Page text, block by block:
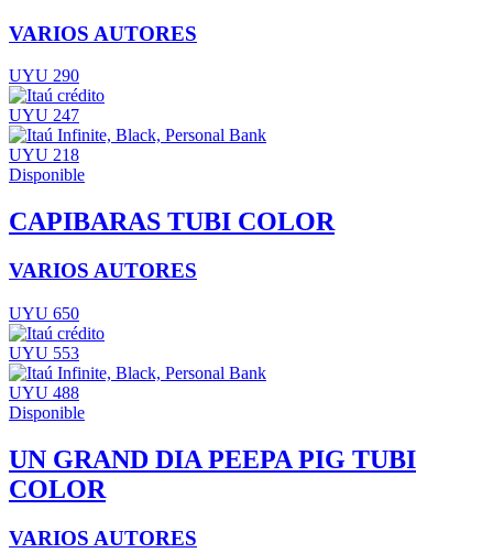
VARIOS AUTORES
UYU 290
UYU 247
UYU 218
Disponible
CAPIBARAS TUBI COLOR
VARIOS AUTORES
UYU 650
UYU 553
UYU 488
Disponible
UN GRAND DIA PEEPA PIG TUBI
COLOR
VARIOS AUTORES